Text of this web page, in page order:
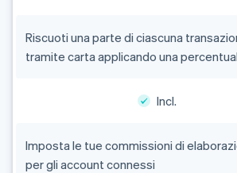
Riscuoti una parte di ciascuna
tramite carta applicando una
Incl.
Imposta le tue commissioni di
per gli account connessi